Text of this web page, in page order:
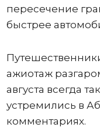
пересечение
быстрее
ажиотаж
августа всегда
устремились в
комментариях.